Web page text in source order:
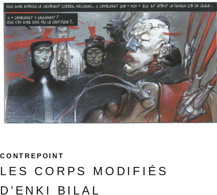
CONTREPOINT
LES CORPS MODIFIÉS
D’ENKI BILAL